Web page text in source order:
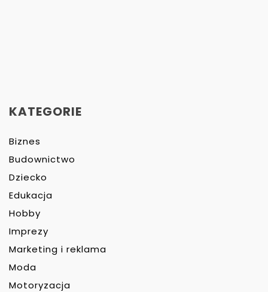
KATEGORIE
Biznes
Budownictwo
Dziecko
Edukacja
Hobby
Imprezy
Marketing i reklama
Moda
Motoryzacja